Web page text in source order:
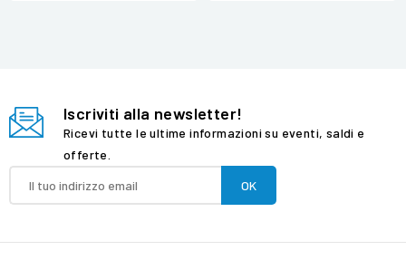
Iscriviti alla newsletter!
Ricevi tutte le ultime informazioni su eventi, saldi e
offerte.